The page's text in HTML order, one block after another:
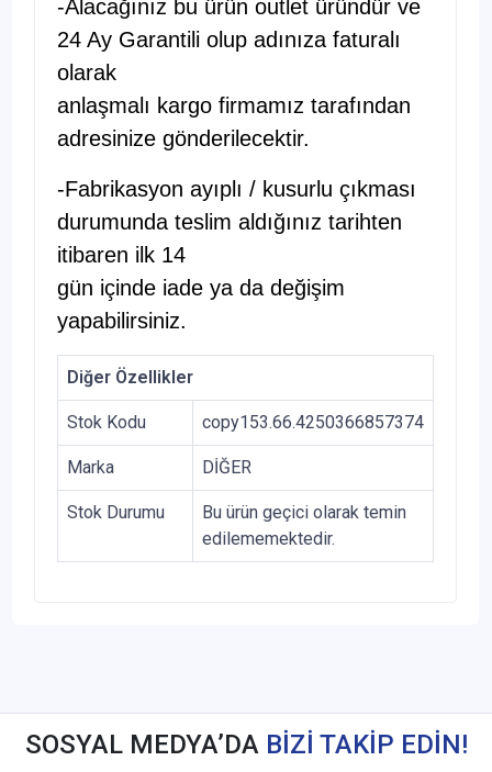
-Alacağınız bu ürün outlet üründür ve
24 Ay Garantili olup adınıza faturalı
olarak
anlaşmalı kargo firmamız tarafından
adresinize gönderilecektir.
-Fabrikasyon ayıplı / kusurlu çıkması
durumunda teslim aldığınız tarihten
itibaren ilk 14
gün içinde iade ya da değişim
yapabilirsiniz.
Diğer Özellikler
Stok Kodu copy153.66.4250366857374
Marka DİĞER
Stok Durumu
Bu ürün geçici olarak temin
edilememektedir.
SOSYAL MEDYA’DA BİZİ TAKİP EDİN!